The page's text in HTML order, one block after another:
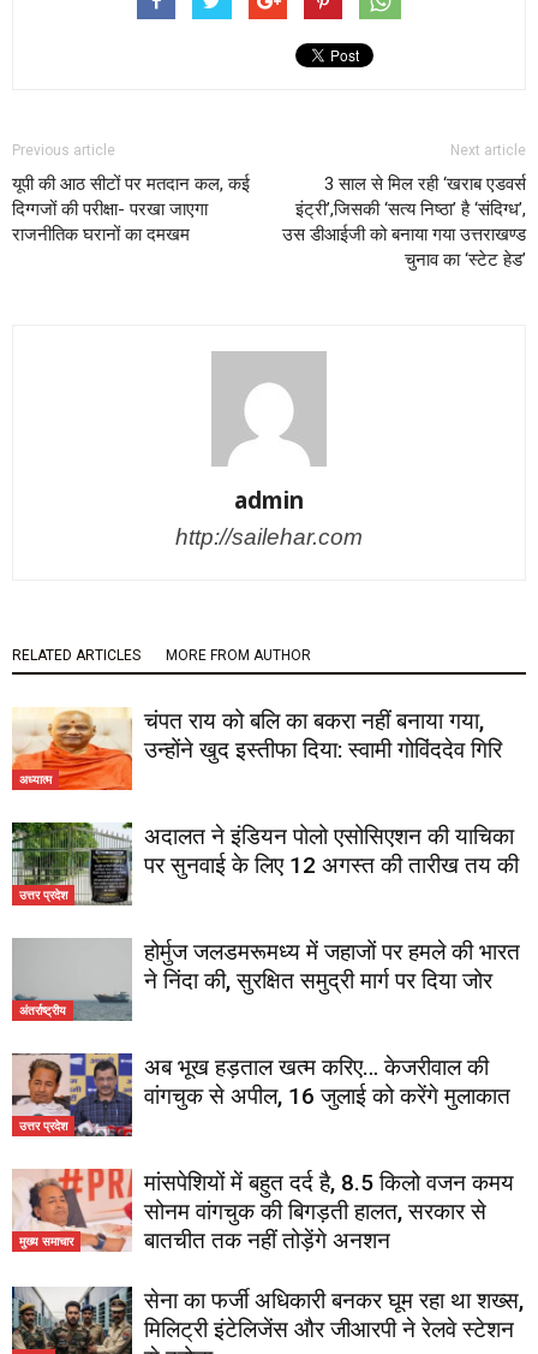
Previous article
यूपी की आठ सीटों पर मतदान कल, कई
दिग्गजों की परीक्षा- परखा जाएगा
राजनीत‍िक घरानों का दमखम
Next article
3 साल से मिल रही ‘खराब एडवर्स
इंट्री’,जिसकी ‘सत्य निष्ठा’ है ‘संदिग्ध’,
उस डीआईजी को बनाया गया उत्तराखण्ड
चुनाव का ‘स्टेट हेड’
admin
http://sailehar.com
RELATED ARTICLES MORE FROM AUTHOR
अध्यात्म
चंपत राय को बलि का बकरा नहीं बनाया गया,
उन्होंने खुद इस्तीफा दिया: स्वामी गोविंददेव गिरि
उत्तर प्रदेश
अदालत ने इंडियन पोलो एसोसिएशन की याचिका
पर सुनवाई के लिए 12 अगस्त की तारीख तय की
अंतर्राष्ट्रीय
होर्मुज जलडमरूमध्य में जहाजों पर हमले की भारत
ने निंदा की, सुरक्षित समुद्री मार्ग पर दिया जोर
उत्तर प्रदेश
अब भूख हड़ताल खत्म करिए… केजरीवाल की
वांगचुक से अपील, 16 जुलाई को करेंगे मुलाकात
मुख्य समाचार
मांसपेशियों में बहुत दर्द है, 8.5 किलो वजन कमय
सोनम वांगचुक की बिगड़ती हालत, सरकार से
बातचीत तक नहीं तोड़ेंगे अनशन
सेना का फर्जी अधिकारी बनकर घूम रहा था शख्स,
मिलिट्री इंटेलिजेंस और जीआरपी ने रेलवे स्टेशन